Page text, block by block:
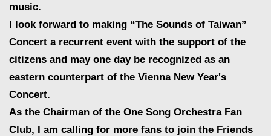
music.
I look forward to making “The Sounds of Taiwan”
Concert a recurrent event with the support of the
citizens and may one day be recognized as an
eastern counterpart of the Vienna New Year's
Concert.
As the Chairman of the One Song Orchestra Fan
Club, I am calling for more fans to join the Friends